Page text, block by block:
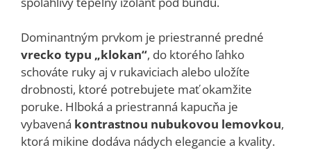
Dominantným prvkom je priestranné predné
vrecko typu „klokan“, do ktorého ľahko
schováte ruky aj v rukaviciach alebo uložíte
drobnosti, ktoré potrebujete mať okamžite
poruke. Hlboká a priestranná kapucňa je
vybavená kontrastnou nubukovou lemovkou,
ktorá mikine dodáva nádych elegancie a kvality.